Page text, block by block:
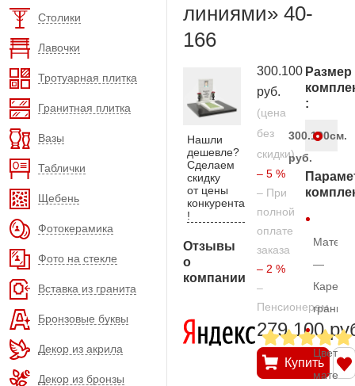
Столики
Лавочки
Тротуарная плитка
Гранитная плитка
Вазы
Таблички
Щебень
Фотокерамика
Фото на стекле
Вставка из гранита
Бронзовые буквы
Декор из акрила
Декор из бронзы
линиями» 40-
166
Нашли
дешевле?
Сделаем
скидку
от цены
конкурента
!
Отзывы
о
компании
300.100
руб.
(цена
без
скидки)
– 5 %
– При
полной
оплате
заказа
– 2 %
–
Пенсионерам
279.100
Купить
Размер
:
300.100
руб.
см.
—
гранит
Цвет